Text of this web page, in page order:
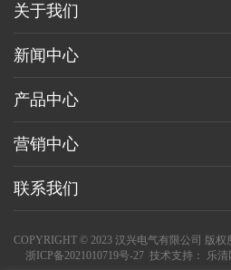
关于我们
新闻中心
产品中心
营销中心
联系我们
COPYRIGHT © 2023 汉兴电气有限公司 版权
浙ICP备2021010719号-27 技术支持： 乐清